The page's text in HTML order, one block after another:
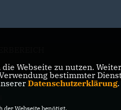
Webseite zu nutzen.
bestimmter
Datenschutzerklärung.
der Webseite benötigt.